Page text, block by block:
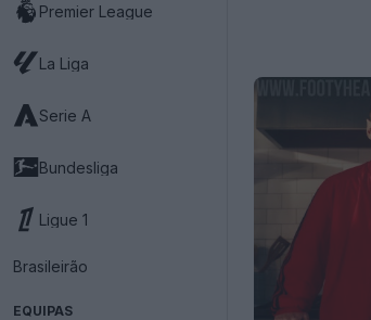
Premier League
La Liga
Serie A
Bundesliga
Ligue 1
Brasileirão
EQUIPAS